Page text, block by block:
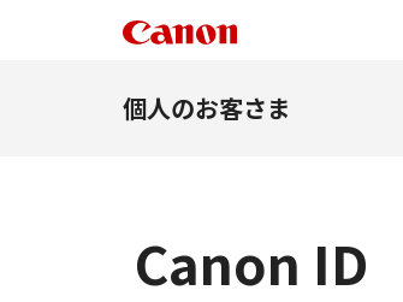
個人のお客さま
Canon ID